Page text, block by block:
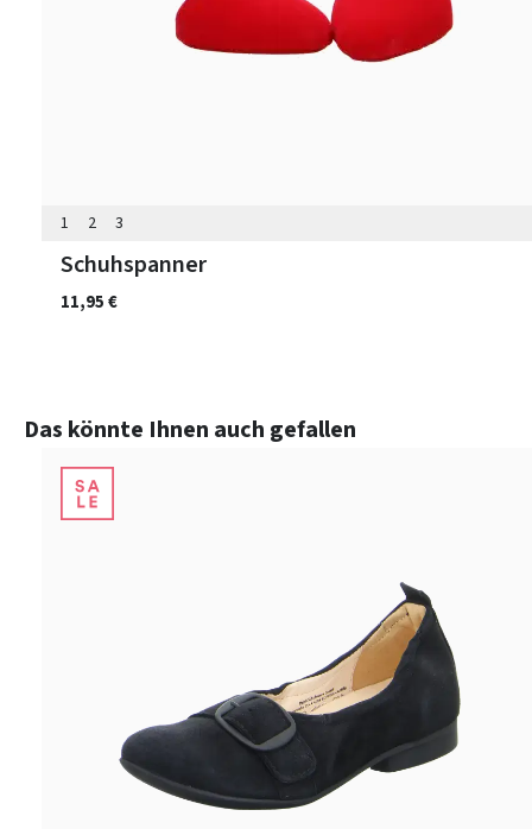
1 2 3
Schuhspanner
11,95 €
Produktgalerie überspringen
Das könnte Ihnen auch gefallen